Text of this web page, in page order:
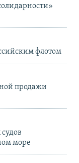
флотом
продажи
море